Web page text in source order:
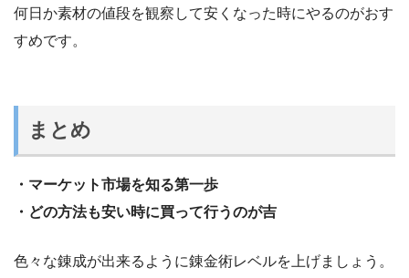
何日か素材の値段を観察して安くなった時にやるのがおす
すめです。
まとめ
・マーケット市場を知る第一歩
・どの方法も安い時に買って行うのが吉
色々な錬成が出来るように錬金術レベルを上げましょう。